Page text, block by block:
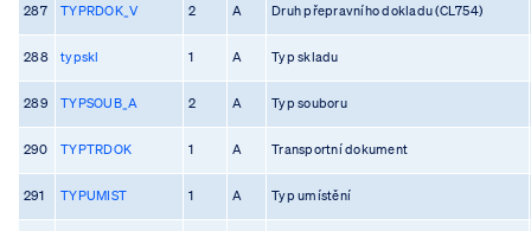
287 TYPRDOK_V 2 A Druh přepravního dokladu (CL754)
288 typskl 1 A Typ skladu
289 TYPSOUB_A 2 A Typ souboru
290 TYPTRDOK 1 A Transportní dokument
291 TYPUMIST 1 A Typ umístění